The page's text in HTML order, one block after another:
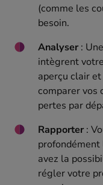
(comme les
besoin.
Analyser :
intègrent
aperçu clair
comparer vos
pertes par
Rapporter :
profondément
avez la
régler votre